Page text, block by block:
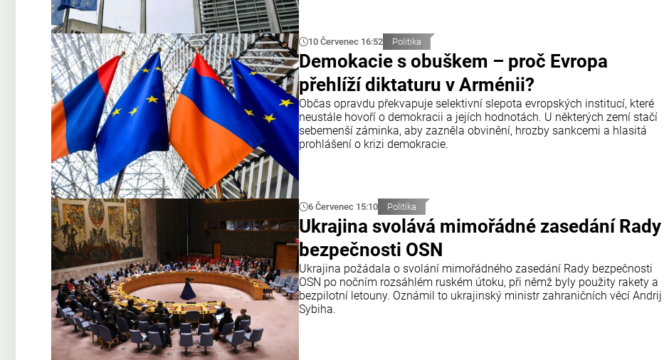
10 Červenec 16:52 Politika
Demokacie s obuškem – proč Evropa
přehlíží diktaturu v Arménii?
Občas opravdu překvapuje selektivní slepota evropských institucí, které
neustále hovoří o demokracii a jejích hodnotách. U některých zemí stačí
sebemenší záminka, aby zazněla obvinění, hrozby sankcemi a hlasitá
prohlášení o krizi demokracie.
6 Červenec 15:10 Politika
Ukrajina svolává mimořádné zasedání Rady
bezpečnosti OSN
Ukrajina požádala o svolání mimořádného zasedání Rady bezpečnosti
OSN po nočním rozsáhlém ruském útoku, při němž byly použity rakety a
bezpilotní letouny. Oznámil to ukrajinský ministr zahraničních věcí Andrij
Sybiha.